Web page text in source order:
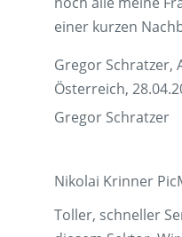
einer kurzen
Gregor Schratzer,
Österreich,
Gregor Schratzer
Nikolai Krinner
Toller, schneller